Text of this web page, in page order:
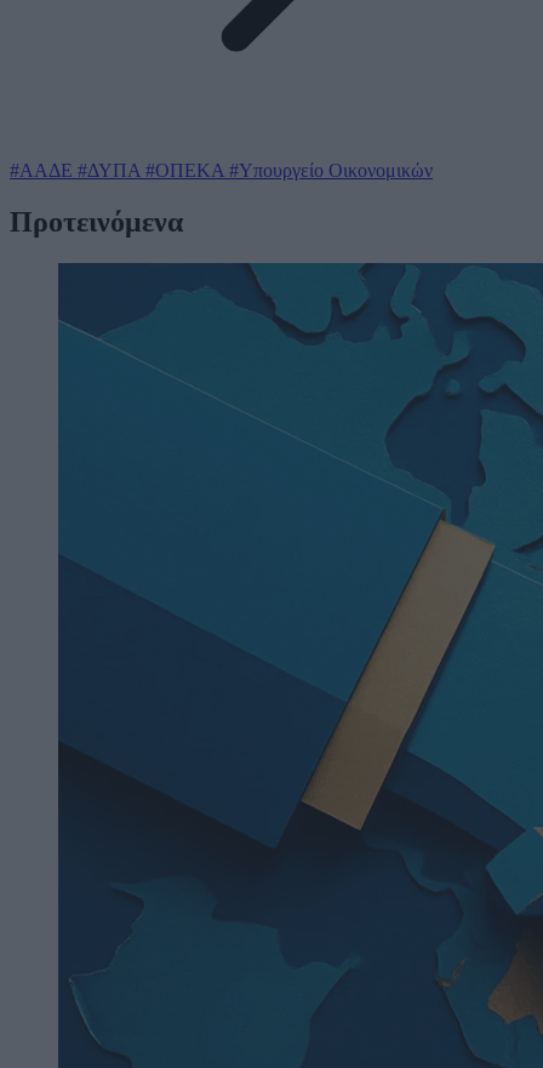
#ΑΑΔΕ #ΔΥΠΑ #ΟΠΕΚΑ #Υπουργείο Οικονομικών
Προτεινόμενα